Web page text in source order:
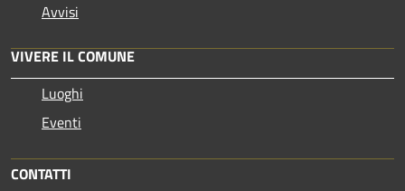
Avvisi
VIVERE IL COMUNE
Luoghi
Eventi
CONTATTI